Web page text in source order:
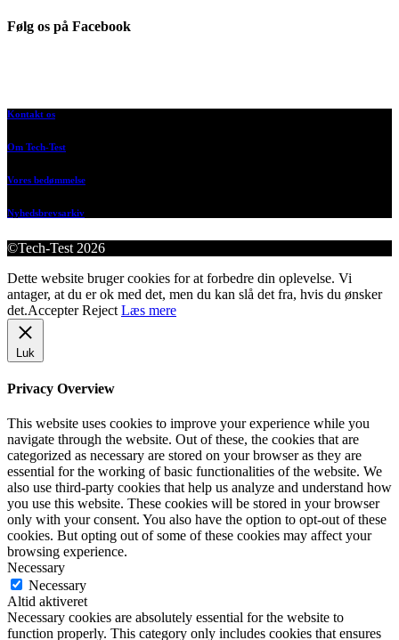
Følg os på Facebook
Kontakt os
Om Tech-Test
Vores bedømmelse
Nyhedsbrevsarkiv
©Tech-Test 2026
Dette website bruger cookies for at forbedre din oplevelse. Vi
antager, at du er ok med det, men du kan slå det fra, hvis du ønsker
det.Accepter Reject Læs mere
Luk
Privacy Overview
This website uses cookies to improve your experience while you
navigate through the website. Out of these, the cookies that are
categorized as necessary are stored on your browser as they are
essential for the working of basic functionalities of the website. We
also use third-party cookies that help us analyze and understand how
you use this website. These cookies will be stored in your browser
only with your consent. You also have the option to opt-out of these
cookies. But opting out of some of these cookies may affect your
browsing experience.
Necessary
Necessary
Altid aktiveret
Necessary cookies are absolutely essential for the website to
function properly. This category only includes cookies that ensures